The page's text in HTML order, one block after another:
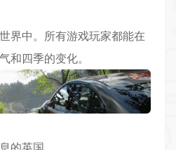
界中。所有游戏玩家都能在
和四季的变化。
的英国